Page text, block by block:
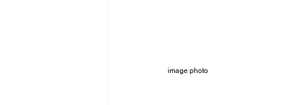
image photo